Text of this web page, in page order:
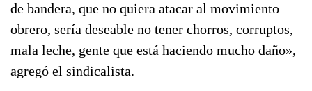
de bandera, que no quiera atacar al movimiento
obrero, sería deseable no tener chorros, corruptos,
mala leche, gente que está haciendo mucho daño»,
agregó el sindicalista.